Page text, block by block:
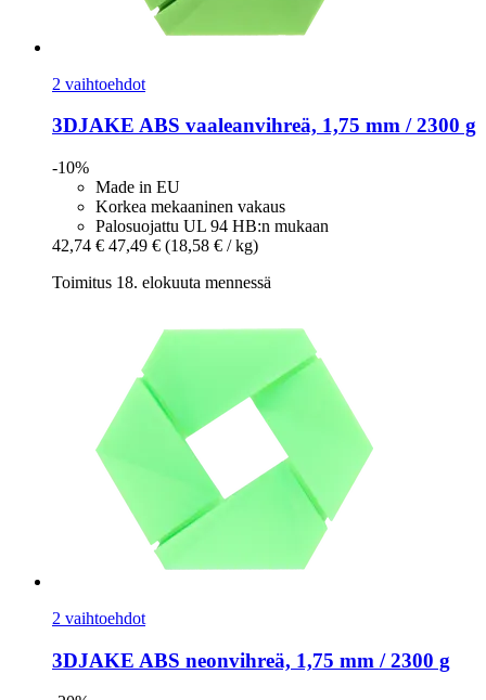
2 vaihtoehdot
3DJAKE ABS vaaleanvihreä, 1,75 mm / 2300 g
-10%
Made in EU
Korkea mekaaninen vakaus
Palosuojattu UL 94 HB:n mukaan
42,74 € 47,49 € (18,58 € / kg)
Toimitus 18. elokuuta mennessä
2 vaihtoehdot
3DJAKE ABS neonvihreä, 1,75 mm / 2300 g